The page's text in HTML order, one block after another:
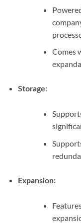
Comes
Storage:
Expansion: